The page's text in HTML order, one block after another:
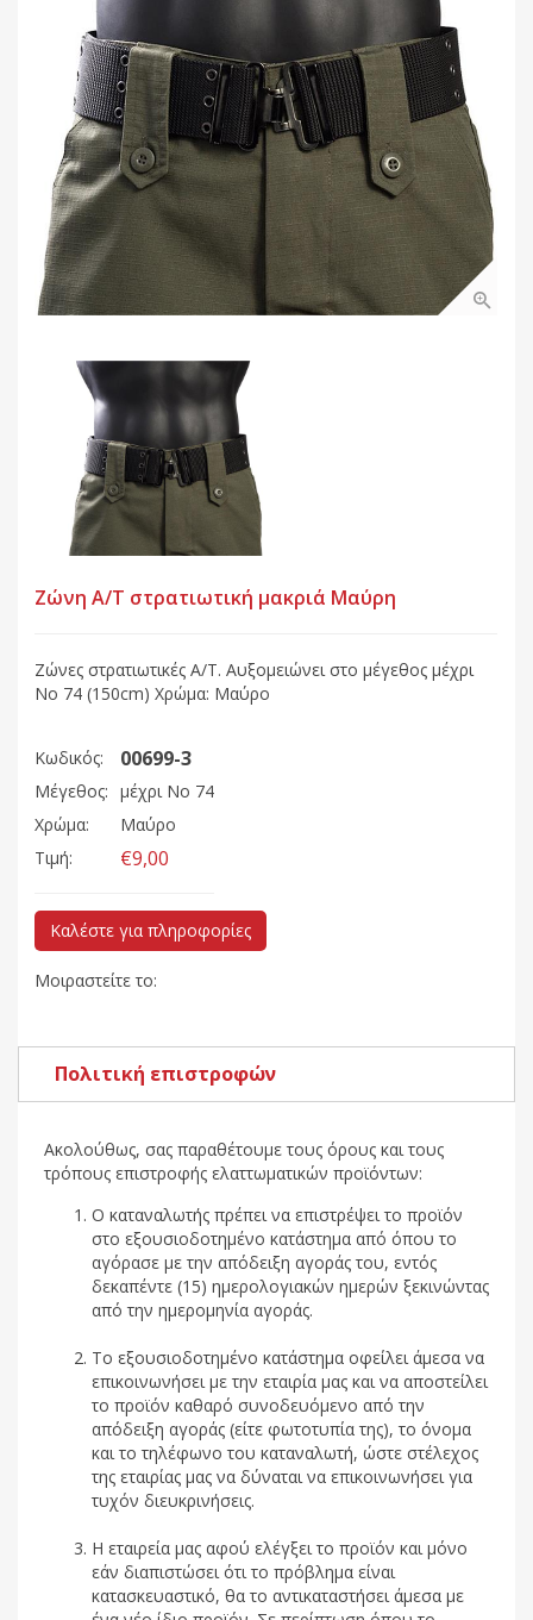
Ζώνη Α/Τ στρατιωτική μακριά Mαύρη
Ζώνες στρατιωτικές Α/Τ. Αυξομειώνει στο μέγεθος μέχρι
Nο 74 (150cm) Χρώμα: Mαύρο
Κωδικός: 00699-3
Μέγεθος: μέχρι Nο 74
Χρώμα:
Mαύρο
Τιμή:
€9,00
Καλέστε για πληροφορίες
Μοιραστείτε το:
Πολιτική επιστροφών
Ακολούθως, σας παραθέτουμε τους όρους και τους
τρόπους επιστροφής ελαττωματικών προϊόντων:
Ο καταναλωτής πρέπει να επιστρέψει το προϊόν
στο εξουσιοδοτημένο κατάστημα από όπου το
αγόρασε με την απόδειξη αγοράς του, εντός
δεκαπέντε (15) ημερολογιακών ημερών ξεκινώντας
από την ημερομηνία αγοράς.
Το εξουσιοδοτημένο κατάστημα οφείλει άμεσα να
επικοινωνήσει με την εταιρία μας και να αποστείλει
το προϊόν καθαρό συνοδευόμενο από την
απόδειξη αγοράς (είτε φωτοτυπία της), το όνομα
και το τηλέφωνο του καταναλωτή, ώστε στέλεχος
της εταιρίας μας να δύναται να επικοινωνήσει για
τυχόν διευκρινήσεις.
Η εταιρεία μας αφού ελέγξει το προϊόν και μόνο
εάν διαπιστώσει ότι το πρόβλημα είναι
κατασκευαστικό, θα το αντικαταστήσει άμεσα με